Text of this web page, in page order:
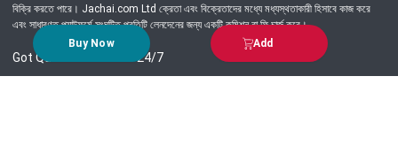
Buy Now Add
বিক্রি করতে পারে। Jachai.com Ltd ক্রেতা এবং বিক্রেতাদের মধ্যে মধ্যস্থতাকারী হিসাবে কাজ করে
এবং সাধারণত প্ল্যাটফর্মে সংঘটিত প্রতিটি লেনদেনের জন্য একটি কমিশন বা ফি চার্জ করে।
Got Question? Call us 24/7